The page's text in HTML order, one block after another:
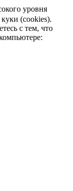
уровня
(cookies).
с тем, что